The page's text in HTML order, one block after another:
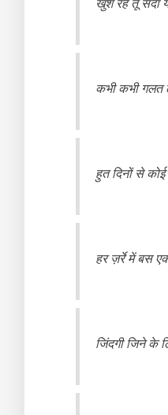
कभी कभी गलत
हुत दिनों से
हर ज़र्रे में बस
जिंदगी जिने के